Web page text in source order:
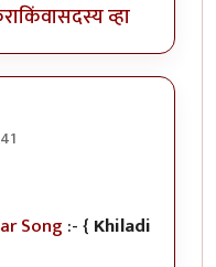
किंवासदस्य व्हा
फारच छान
Song :- { Khiladi